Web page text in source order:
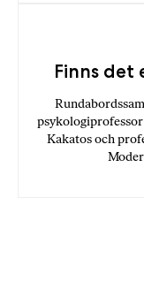
Finns
Kakatos och